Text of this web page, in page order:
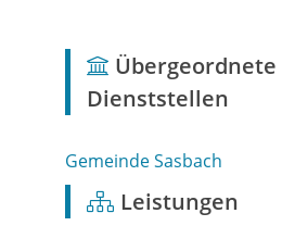
Übergeordnete
Dienststellen
Gemeinde Sasbach
Leistungen